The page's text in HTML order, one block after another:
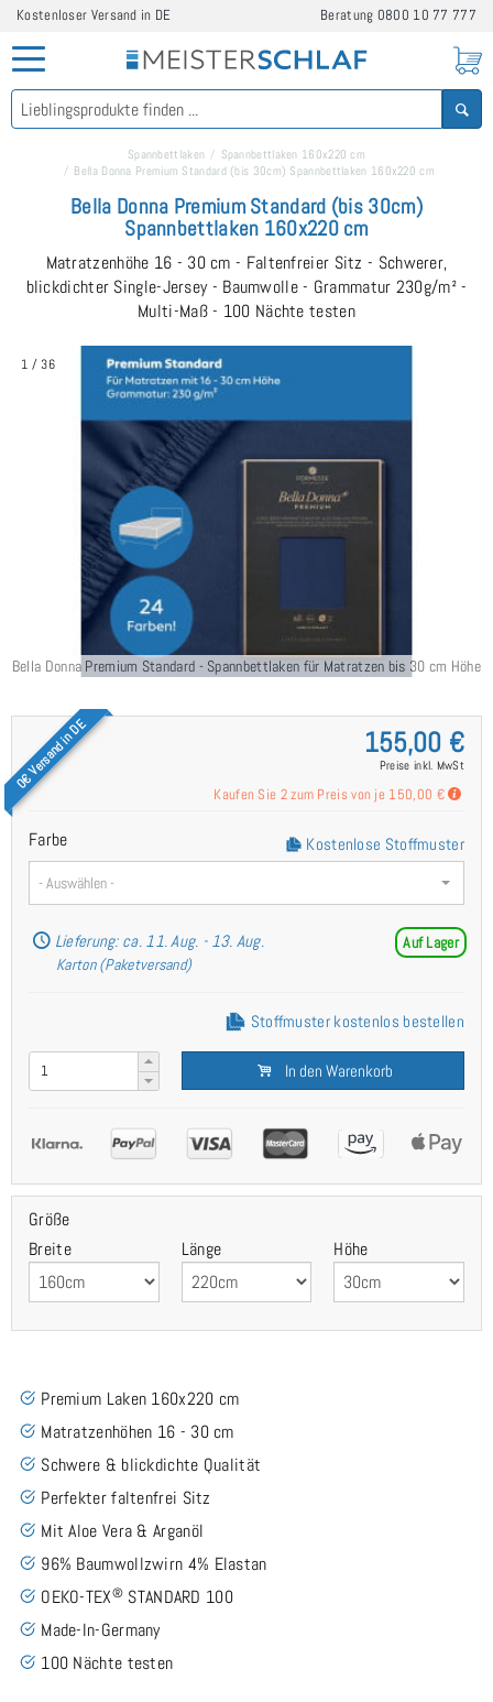
Kostenloser Versand in DE Beratung 0800 10 77 777
Spannbettlaken
Spannbettlaken 160x220 cm
Bella Donna Premium Standard (bis 30cm) Spannbettlaken 160x220 cm
Bella Donna Premium Standard (bis 30cm)
Spannbettlaken 160x220 cm
Matratzenhöhe 16 - 30 cm - Faltenfreier Sitz - Schwerer,
blickdichter Single-Jersey - Baumwolle - Grammatur 230g/m² -
Multi-Maß - 100 Nächte testen
Bella Donna Premium Standard - Spannbettlaken für Matratzen bis 30 cm Höhe
1 / 36
0€ Versand in DE 155,00 €
Preise inkl. MwSt
Kaufen Sie 2 zum Preis von je 150,00 €
Farbe Kostenlose Stoffmuster
- Auswählen -
Auf Lager
Lieferung: ca. 11. Aug. - 13. Aug.
Karton (Paketversand)
Stoffmuster kostenlos bestellen
In den Warenkorb
Größe
Breite
Länge Höhe
Premium Laken 160x220 cm
Matratzenhöhen 16 - 30 cm
Schwere & blickdichte Qualität
Perfekter faltenfrei Sitz
Mit Aloe Vera & Arganöl
96% Baumwollzwirn 4% Elastan
OEKO-TEX® STANDARD 100
Made-In-Germany
100 Nächte testen